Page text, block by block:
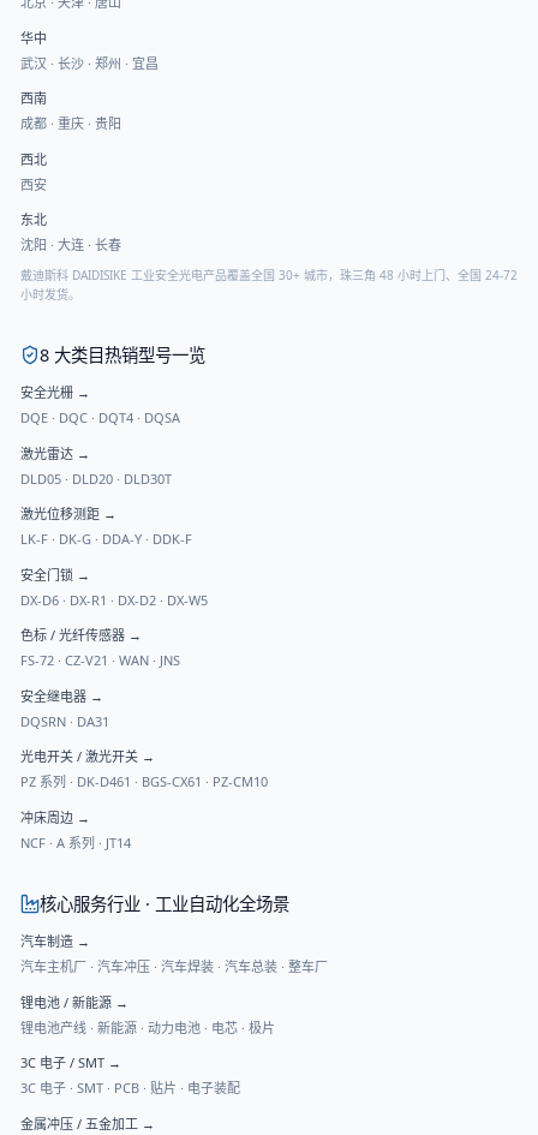
华中
武汉 · 长沙· 郑州 · 宜昌
西南
成都· 重庆· 贵阳
西北
西安
东北
沈阳 · 大连· 长春
戴迪斯科 DAIDISIKE 工业安全光电产品覆盖全国 30+ 城市，珠三角 48 小时上门、全国 24-72
小时发货。
8 大类目热销型号一览
安全光栅→
DQE· DQC· DQT4· DQSA
激光雷达→
DLD05· DLD20· DLD30T
激光位移测距→
LK-F· DK-G· DDA-Y· DDK-F
安全门锁 →
DX-D6· DX-R1 · DX-D2· DX-W5
色标 / 光纤传感器→
FS-72· CZ-V21 · WAN· JNS
安全继电器→
DQSRN· DA31
光电开关 / 激光开关→
PZ 系列 · DK-D461 · BGS-CX61 · PZ-CM10
冲床周边 →
NCF· A 系列 · JT14
核心服务行业 · 工业自动化全场景
汽车制造→
汽车主机厂 · 汽车冲压 · 汽车焊装 · 汽车总装 · 整车厂
锂电池 / 新能源→
锂电池产线 · 新能源 · 动力电池 · 电芯 · 极片
3C 电子 / SMT→
3C 电子 · SMT · PCB · 贴片 · 电子装配
金属冲压 / 五金加工 →